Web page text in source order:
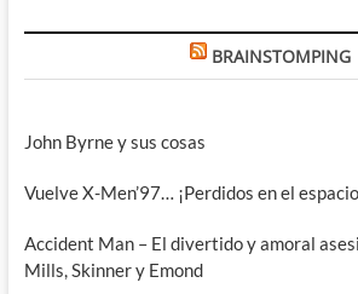
BRAINSTOMPING
John Byrne y sus cosas
Vuelve X-Men’97… ¡Perdidos en el
Accident Man – El divertido y amoral
Mills, Skinner y Emond